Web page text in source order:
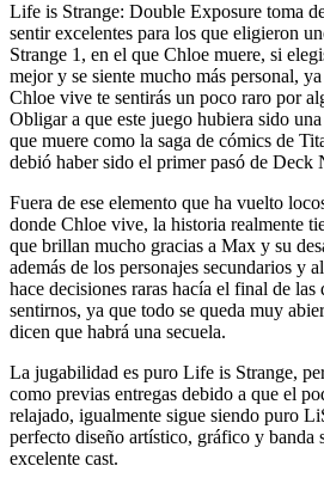
Life is Strange: Double Exposure toma
sentir excelentes para los que eligieron
Strange 1, en el que Chloe muere, si
mejor y se siente mucho más personal,
Chloe vive te sentirás un poco raro por
Obligar a que este juego hubiera sido
que muere como la saga de cómics de
debió haber sido el primer pasó de Deck
Fuera de ese elemento que ha vuelto
donde Chloe vive, la historia realmente
que brillan mucho gracias a Max y su
además de los personajes secundarios y
hace decisiones raras hacía el final de las
sentirnos, ya que todo se queda muy
dicen que habrá una secuela.
La jugabilidad es puro Life is Strange,
como previas entregas debido a que el
relajado, igualmente sigue siendo puro
perfecto diseño artístico, gráfico y banda
excelente cast.